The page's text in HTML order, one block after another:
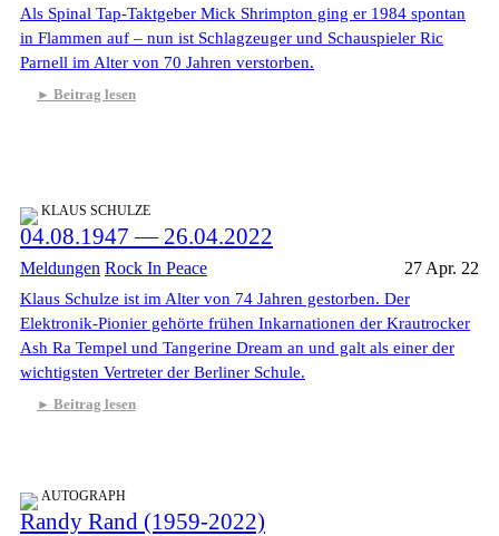
Als Spinal Tap-Taktgeber Mick Shrimpton ging er 1984 spontan
in Flammen auf – nun ist Schlagzeuger und Schauspieler Ric
Parnell im Alter von 70 Jahren verstorben.
Beitrag lesen
KLAUS SCHULZE
04.08.1947 — 26.04.2022
Meldungen Rock In Peace 27 Apr. 22
Klaus Schulze ist im Alter von 74 Jahren gestorben. Der
Elektronik-Pionier gehörte frühen Inkarnationen der Krautrocker
Ash Ra Tempel und Tangerine Dream an und galt als einer der
wichtigsten Vertreter der Berliner Schule.
Beitrag lesen
AUTOGRAPH
Randy Rand (1959-2022)